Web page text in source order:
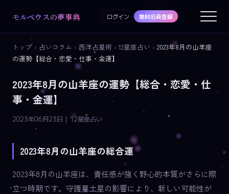
モルペウスの夢事典 ログイン 無料会員登録
トップ › 占いコラム › 西洋占星術 › 12星座占い › 2023年8月の山羊座
の運勢【総合・恋愛・仕事・金運】
2023年8月の山羊座の運勢【総合・恋愛・仕
事・金運】
2023年06月23日 | 12星座占い
2023年8月の山羊座の総合運
2023年8月の山羊座は、責任感が強く野心的本質がさらに際
立つ時期です。守護星土星の影響により、新しい可能性が